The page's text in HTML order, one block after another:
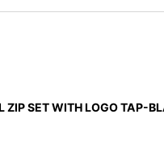
ZIP SET WITH LOGO TAP-